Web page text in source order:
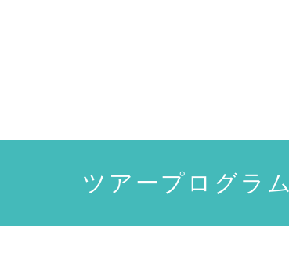
ツアープログラム